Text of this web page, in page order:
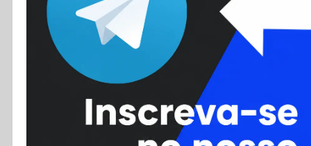
Colunas
Colaboradores
Cursos